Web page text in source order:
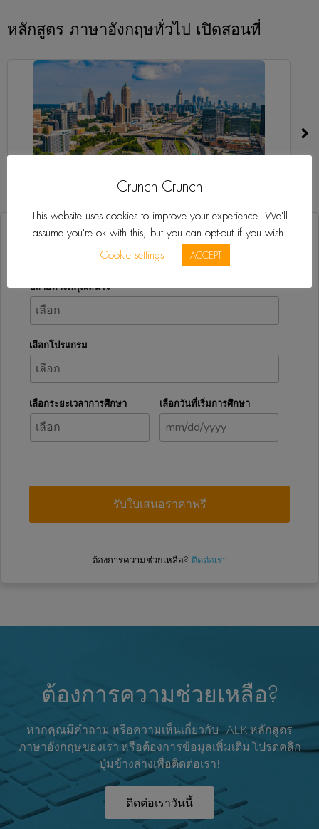
หลักสูตร ภาษาอังกฤษทั่วไป เปิดสอนที่
รับใบเสนอราคาฟรีทันที
ปลายทางที่คุณสนใจ
เลือกโปรแกรม
เลือกระยะเวลาการศึกษา เลือกวันที่เริ่มการศึกษา
ต้องการความช่วยเหลือ? ติดต่อเรา
ต้องการความช่วยเหลือ?
หากคุณมีคำถาม หรือความเห็นเกี่ยวกับ TALK หลักสูตร
ภาษาอังกฤษของเรา หรือต้องการข้อมูลเพิ่มเติม โปรดคลิก
ปุ่มข้างล่างเพื่อติดต่อเรา!
ติดต่อเราวันนี้
Crunch Crunch
This website uses cookies to improve your experience. We'll
assume you're ok with this, but you can opt-out if you wish.
Cookie settings
ACCEPT